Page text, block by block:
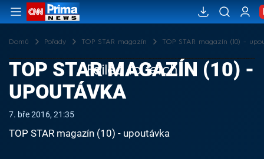
Domů Pořady TOP STAR magazín TOP STAR magazín (10) -
Failed to fetch
TOP STAR MAGAZÍN (10) -
UPOUTÁVKA
7. bře 2016, 21:35
TOP STAR magazín (10) - upoutávka